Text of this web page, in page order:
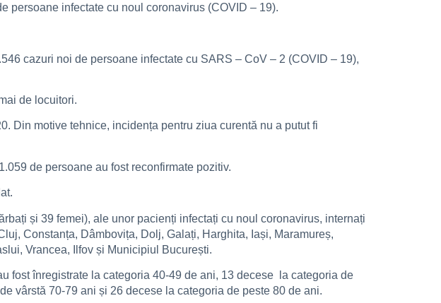
persoane infectate cu noul coronavirus (COVID – 19).
cazuri noi de persoane infectate cu SARS – CoV – 2 (COVID – 19),
de locuitori.
Din motive tehnice, incidența pentru ziua curentă nu a putut fi
de persoane au fost reconfirmate pozitiv.
și 39 femei), ale unor pacienți infectați cu noul coronavirus, internați
Constanța, Dâmbovița, Dolj, Galați, Harghita, Iași, Maramureș,
Vrancea, Ilfov și Municipiul București.
fost înregistrate la categoria 40-49 de ani, 13 decese la categoria de
vârstă 70-79 ani și 26 decese la categoria de peste 80 de ani.